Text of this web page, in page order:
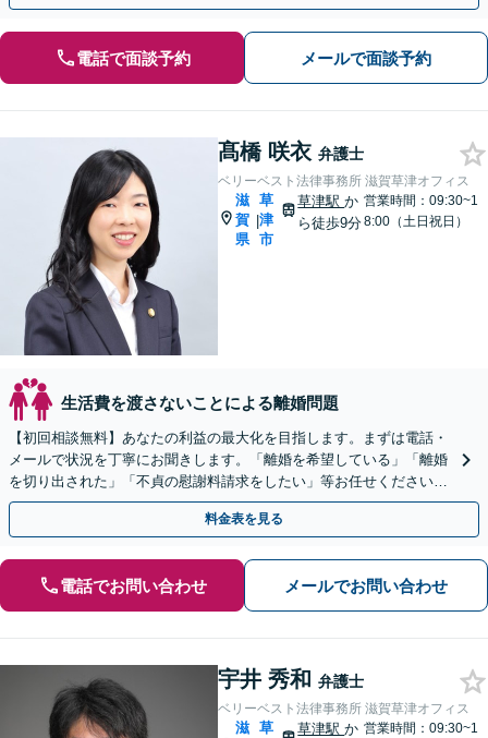
電話で面談予約 メールで面談予約
髙橋 咲衣 弁護士
ベリーベスト法律事務所 滋賀草津オフィス
滋
賀
県
|
草
津
市
草津駅か
ら徒歩9分
営業時間：09:30~1
8:00（土日祝日）
生活費を渡さないことによる離婚問題
【初回相談無料】あなたの利益の最大化を目指します。まずは電話・
メールで状況を丁寧にお聞きします。「離婚を希望している」「離婚
を切り出された」「不貞の慰謝料請求をしたい」等お任せください。
【リーズナブルな料金設定】
料金表を見る
電話でお問い合わせ メールでお問い合わせ
宇井 秀和 弁護士
ベリーベスト法律事務所 滋賀草津オフィス
滋
草
草津駅か 営業時間：09:30~1